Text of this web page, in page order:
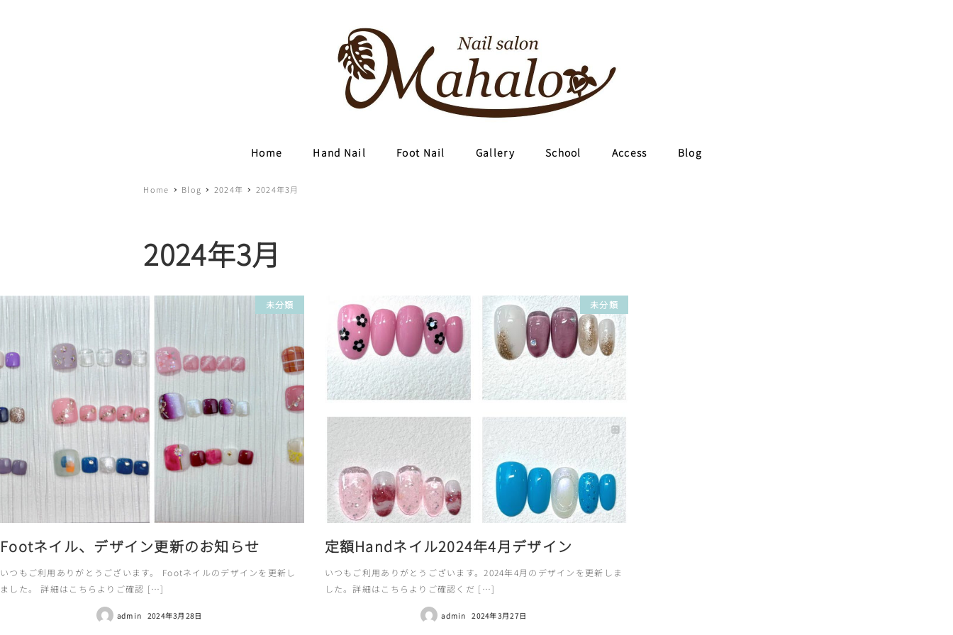
Home Hand Nail Foot Nail Gallery School Access Blog
Home Blog 2024年 2024年3月
2024年3月
未分類
Footネイル、デザイン更新のお知らせ
いつもご利用ありがとうございます。 Footネイルのデザインを更新し
ました。 詳細はこちらよりご確認 […]
admin 2024年3月28日
未分類
定額Handネイル2024年4月デザイン
いつもご利用ありがとうございます。2024年4月のデザインを更新しま
した。詳細はこちらよりご確認くだ […]
admin 2024年3月27日